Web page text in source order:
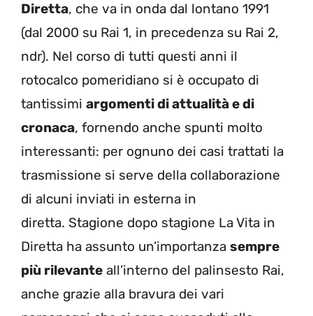
Diretta, che va in onda dal lontano 1991
(dal 2000 su Rai 1, in precedenza su Rai 2,
ndr). Nel corso di tutti questi anni il
rotocalco pomeridiano si è occupato di
tantissimi argomenti di attualità e di
cronaca, fornendo anche spunti molto
interessanti: per ognuno dei casi trattati la
trasmissione si serve della collaborazione
di alcuni inviati in esterna in
diretta. Stagione dopo stagione La Vita in
Diretta ha assunto un’importanza sempre
più rilevante all’interno del palinsesto Rai,
anche grazie alla bravura dei vari